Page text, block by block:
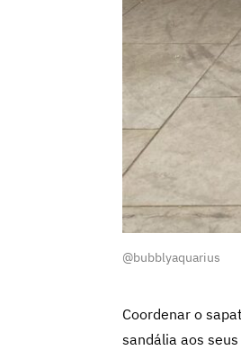
@bubblyaquarius
Coordenar o
sandália aos